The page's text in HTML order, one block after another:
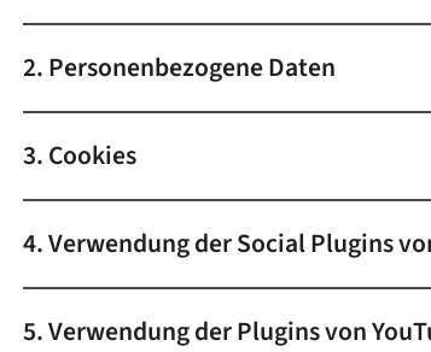
2. Personenbezogene Daten
3. Cookies
4. Verwendung der Social Plugins
5. Verwendung der Plugins von